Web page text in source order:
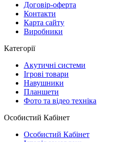
Договір-оферта
Контакти
Карта сайту
Виробники
Категорії
Акутичні системи
Ігрові товари
Навушники
Планшети
Фото та відео техніка
Особистий Кабінет
Особистий Кабінет